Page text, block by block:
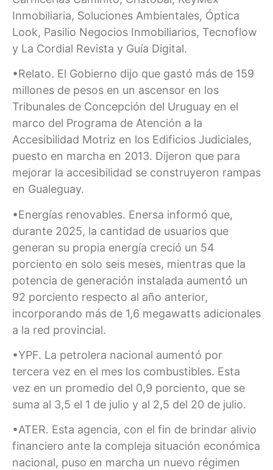
Inmobiliaria, Soluciones Ambientales, Óptica
Look, Pasilio Negocios Inmobiliarios, Tecnoflow
y La Cordial Revista y Guía Digital.
•Relato. El Gobierno dijo que gastó más de 159
millones de pesos en un ascensor en los
Tribunales de Concepción del Uruguay en el
marco del Programa de Atención a la
Accesibilidad Motriz en los Edificios Judiciales,
puesto en marcha en 2013. Dijeron que para
mejorar la accesibilidad se construyeron rampas
en Gualeguay.
•Energías renovables. Enersa informó que,
durante 2025, la cantidad de usuarios que
generan su propia energía creció un 54
porciento en solo seis meses, mientras que la
potencia de generación instalada aumentó un
92 porciento respecto al año anterior,
incorporando más de 1,6 megawatts adicionales
a la red provincial.
•YPF. La petrolera nacional aumentó por
tercera vez en el mes los combustibles. Esta
vez en un promedio del 0,9 porciento, que se
suma al 3,5 el 1 de julio y al 2,5 del 20 de julio.
•ATER. Esta agencia, con el fin de brindar alivio
financiero ante la compleja situación económica
nacional, puso en marcha un nuevo régimen